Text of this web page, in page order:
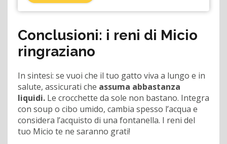
Conclusioni: i reni di Micio
ringraziano
In sintesi: se vuoi che il tuo gatto viva a lungo e in
salute, assicurati che assuma abbastanza
liquidi. Le crocchette da sole non bastano. Integra
con soup o cibo umido, cambia spesso l’acqua e
considera l’acquisto di una fontanella. I reni del
tuo Micio te ne saranno grati!